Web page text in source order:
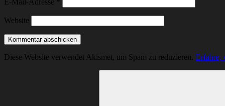
Website
Diese Website verwendet Akismet, um Spam zu reduzieren. Erfahre,